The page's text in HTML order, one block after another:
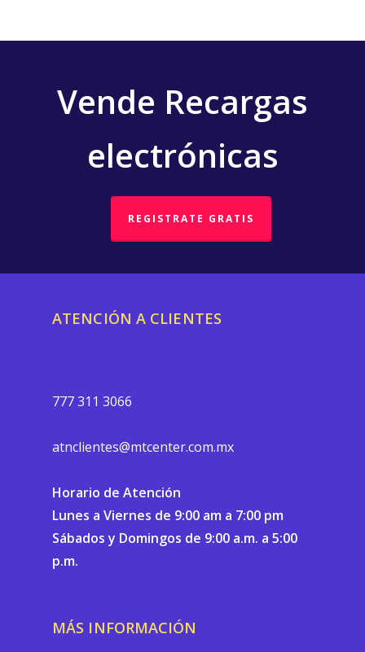
Vende Recargas
electrónicas
REGISTRATE GRATIS
ATENCIÓN A CLIENTES
777 311 3066
atnclientes@mtcenter.com.mx
Horario de Atención
Lunes a Viernes de 9:00 am a 7:00 pm
Sábados y Domingos de 9:00 a.m. a 5:00
p.m.
MÁS INFORMACIÓN